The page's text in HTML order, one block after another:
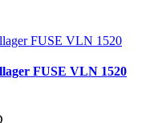
FUSE VLN 1520